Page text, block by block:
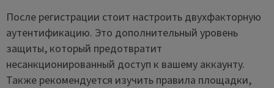
После регистрации стоит настроить двухфакторную
аутентификацию. Это дополнительный уровень
защиты, который предотвратит
несанкционированный доступ к вашему аккаунту.
Также рекомендуется изучить правила площадки,